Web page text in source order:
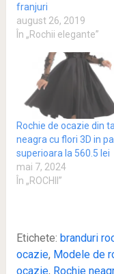
franjuri
august 26, 2019
În „Rochii elegante”
Rochie de ocazie din
neagra cu flori 3D in
superioara la 560.5 lei
mai 7, 2024
În „ROCHII”
Etichete: branduri
ocazie, Modele de
ocazie, Rochie